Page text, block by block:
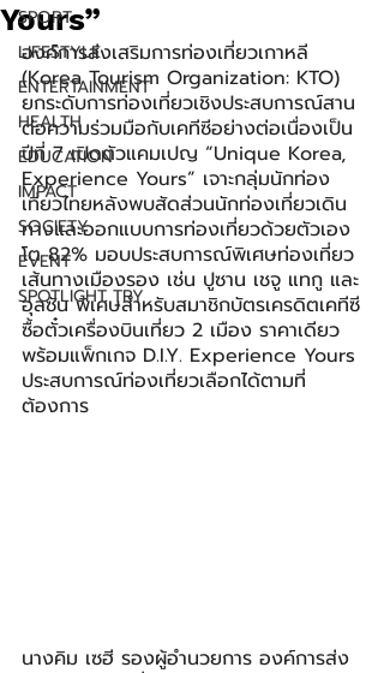
SPORT
LIFESTYLE
ENTERTAINMENT
HEALTH
EDUCATION
IMPACT
SOCIETY
EVENT
SPOTLIGHT TRY
Yours”
องค์การส่งเสริมการท่องเที่ยวเกาหลี
(Korea Tourism Organization: KTO)
ยกระดับการท่องเที่ยวเชิงประสบการณ์สาน
ต่อความร่วมมือกับเคทีซีอย่างต่อเนื่องเป็น
ปีที่ 7 เปิดตัวแคมเปญ “Unique Korea,
Experience Yours” เจาะกลุ่มนักท่อง
เที่ยวไทยหลังพบสัดส่วนนักท่องเที่ยวเดิน
ทางและออกแบบการท่องเที่ยวด้วยตัวเอง
โต 82% มอบประสบการณ์พิเศษท่องเที่ยว
เส้นทางเมืองรอง เช่น ปูซาน เชจู แทกู และ
อุลซัน พิเศษสำหรับสมาชิกบัตรเครดิตเคทีซี
ซื้อตั๋วเครื่องบินเที่ยว 2 เมือง ราคาเดียว
พร้อมแพ็กเกจ D.I.Y. Experience Yours
ประสบการณ์ท่องเที่ยวเลือกได้ตามที่
ต้องการ
นางคิม เซฮี รองผู้อำนวยการ องค์การส่ง